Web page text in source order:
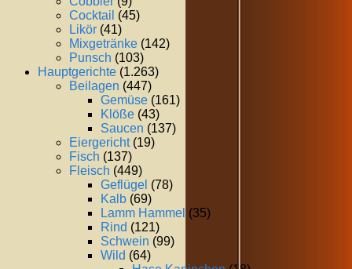
Cocktail (45)
Likör (41)
Mixgetränke (142)
Punsch (103)
Hauptgerichte (1.263)
Beilagen (447)
Gemüse (161)
Klöße (43)
Saucen (137)
Eiergericht(19)
Fisch (137)
Fleisch (449)
Geflügel (78)
Kalb (69)
Lamm Hammel (35)
Rind (121)
Schwein (99)
Wild (64)